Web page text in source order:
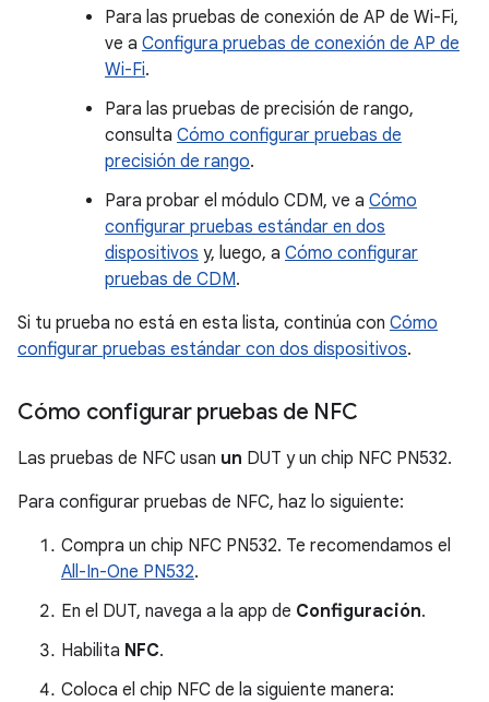
Para las pruebas de conexión de AP de Wi-Fi,
ve a Configura pruebas de conexión de AP de
Wi-Fi.
Para las pruebas de precisión de rango,
consulta Cómo configurar pruebas de
precisión de rango.
Para probar el módulo CDM, ve a Cómo
configurar pruebas estándar en dos
dispositivos y, luego, a Cómo configurar
pruebas de CDM.
Si tu prueba no está en esta lista, continúa con Cómo
configurar pruebas estándar con dos dispositivos.
Cómo configurar pruebas de NFC
Las pruebas de NFC usan un DUT y un chip NFC PN532.
Para configurar pruebas de NFC, haz lo siguiente:
Compra un chip NFC PN532. Te recomendamos el
All-In-One PN532.
En el DUT, navega a la app de Configuración.
Habilita NFC.
Coloca el chip NFC de la siguiente manera: